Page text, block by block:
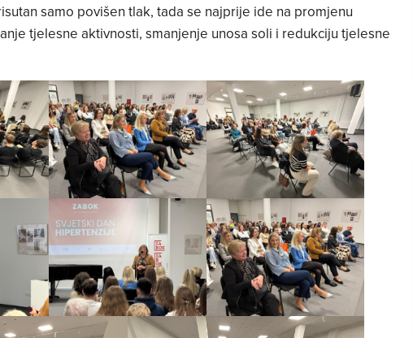
samo povišen tlak, tada se najprije ide na promjenu
tjelesne aktivnosti, smanjenje unosa soli i redukciju tjelesne